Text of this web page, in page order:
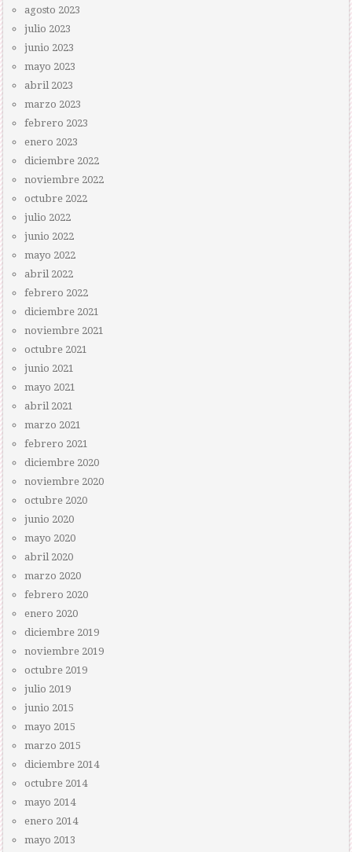
agosto 2023
julio 2023
junio 2023
mayo 2023
abril 2023
marzo 2023
febrero 2023
enero 2023
diciembre 2022
noviembre 2022
octubre 2022
julio 2022
junio 2022
mayo 2022
abril 2022
febrero 2022
diciembre 2021
noviembre 2021
octubre 2021
junio 2021
mayo 2021
abril 2021
marzo 2021
febrero 2021
diciembre 2020
noviembre 2020
octubre 2020
junio 2020
mayo 2020
abril 2020
marzo 2020
febrero 2020
enero 2020
diciembre 2019
noviembre 2019
octubre 2019
julio 2019
junio 2015
mayo 2015
marzo 2015
diciembre 2014
octubre 2014
mayo 2014
enero 2014
mayo 2013